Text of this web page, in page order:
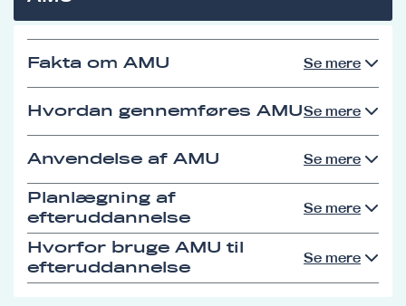
Fakta om AMU Se mere
Hvordan gennemføres AMUSe mere
Anvendelse af AMU Se mere
Planlægning af
efteruddannelse
Se mere
Hvorfor bruge AMU til
efteruddannelse
Se mere